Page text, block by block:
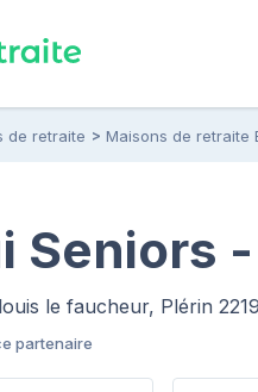
de retraite Maisons de retraite
Seniors
le faucheur, Plérin
partenaire